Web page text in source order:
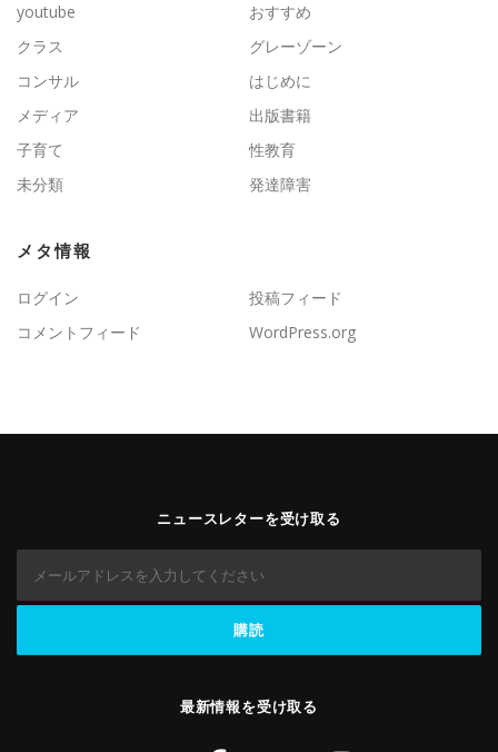
youtube
おすすめ
クラス
グレーゾーン
コンサル
はじめに
メディア
出版書籍
子育て
性教育
未分類
発達障害
メタ情報
ログイン
投稿フィード
コメントフィード
WordPress.org
ニュースレターを受け取る
最新情報を受け取る